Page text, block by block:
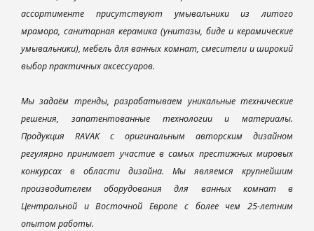
ассортименте присутствуют умывальники из литого
мрамора, санитарная керамика (унитазы, биде и керамические
умывальники), мебель для ванных комнат, смесители и широкий
выбор практичных аксессуаров.
Мы задаём тренды, разрабатываем уникальные технические
решения, запатентованные технологии и материалы.
Продукция RAVAK с оригинальным авторским дизайном
регулярно принимает участие в самых престижных мировых
конкурсах в области дизайна. Мы являемся крупнейшим
производителем оборудования для ванных комнат в
Центральной и Восточной Европе с более чем 25-летним
опытом работы.